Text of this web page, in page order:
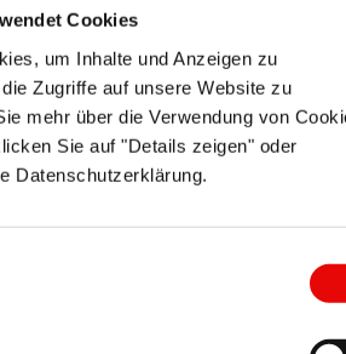
Cookies
um Inhalte und Anzeigen zu
Zugriffe auf unsere Website zu
mehr über die Verwendung von
Sie auf "Details zeigen" oder
Datenschutzerklärung.
exigences les plus strictes en
de fiabilité des opérations. Les
internationales que sont
ISO 9001:2015 VDE et VDA 6.2
total et de haut niveau qui est le